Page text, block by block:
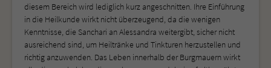
diesem Bereich wird lediglich kurz angeschnitten. Ihre Einführung
in die Heilkunde wirkt nicht überzeugend, da die wenigen
Kenntnisse, die Sanchari an Alessandra weitergibt, sicher nicht
ausreichend sind, um Heiltränke und Tinkturen herzustellen und
richtig anzuwenden. Das Leben innerhalb der Burgmauern wirkt